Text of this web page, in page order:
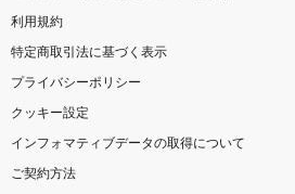
利用規約
特定商取引法に基づく表示
プライバシーポリシー
クッキー設定
インフォマティブデータの取得について
ご契約方法